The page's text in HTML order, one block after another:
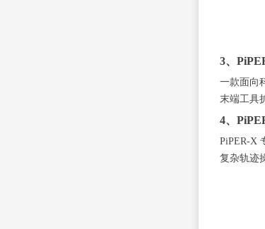
3、
一款面向
末端工具
4、
PiPER-X
复杂轨迹